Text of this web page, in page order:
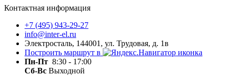
Контактная информация
+7 (495) 943-29-27
info@inter-el.ru
Электросталь, 144001, ул. Трудовая, д. 1в
Построить маршрут в
Пн-Пт 8:30 - 17:00
Сб-Вс Выходной